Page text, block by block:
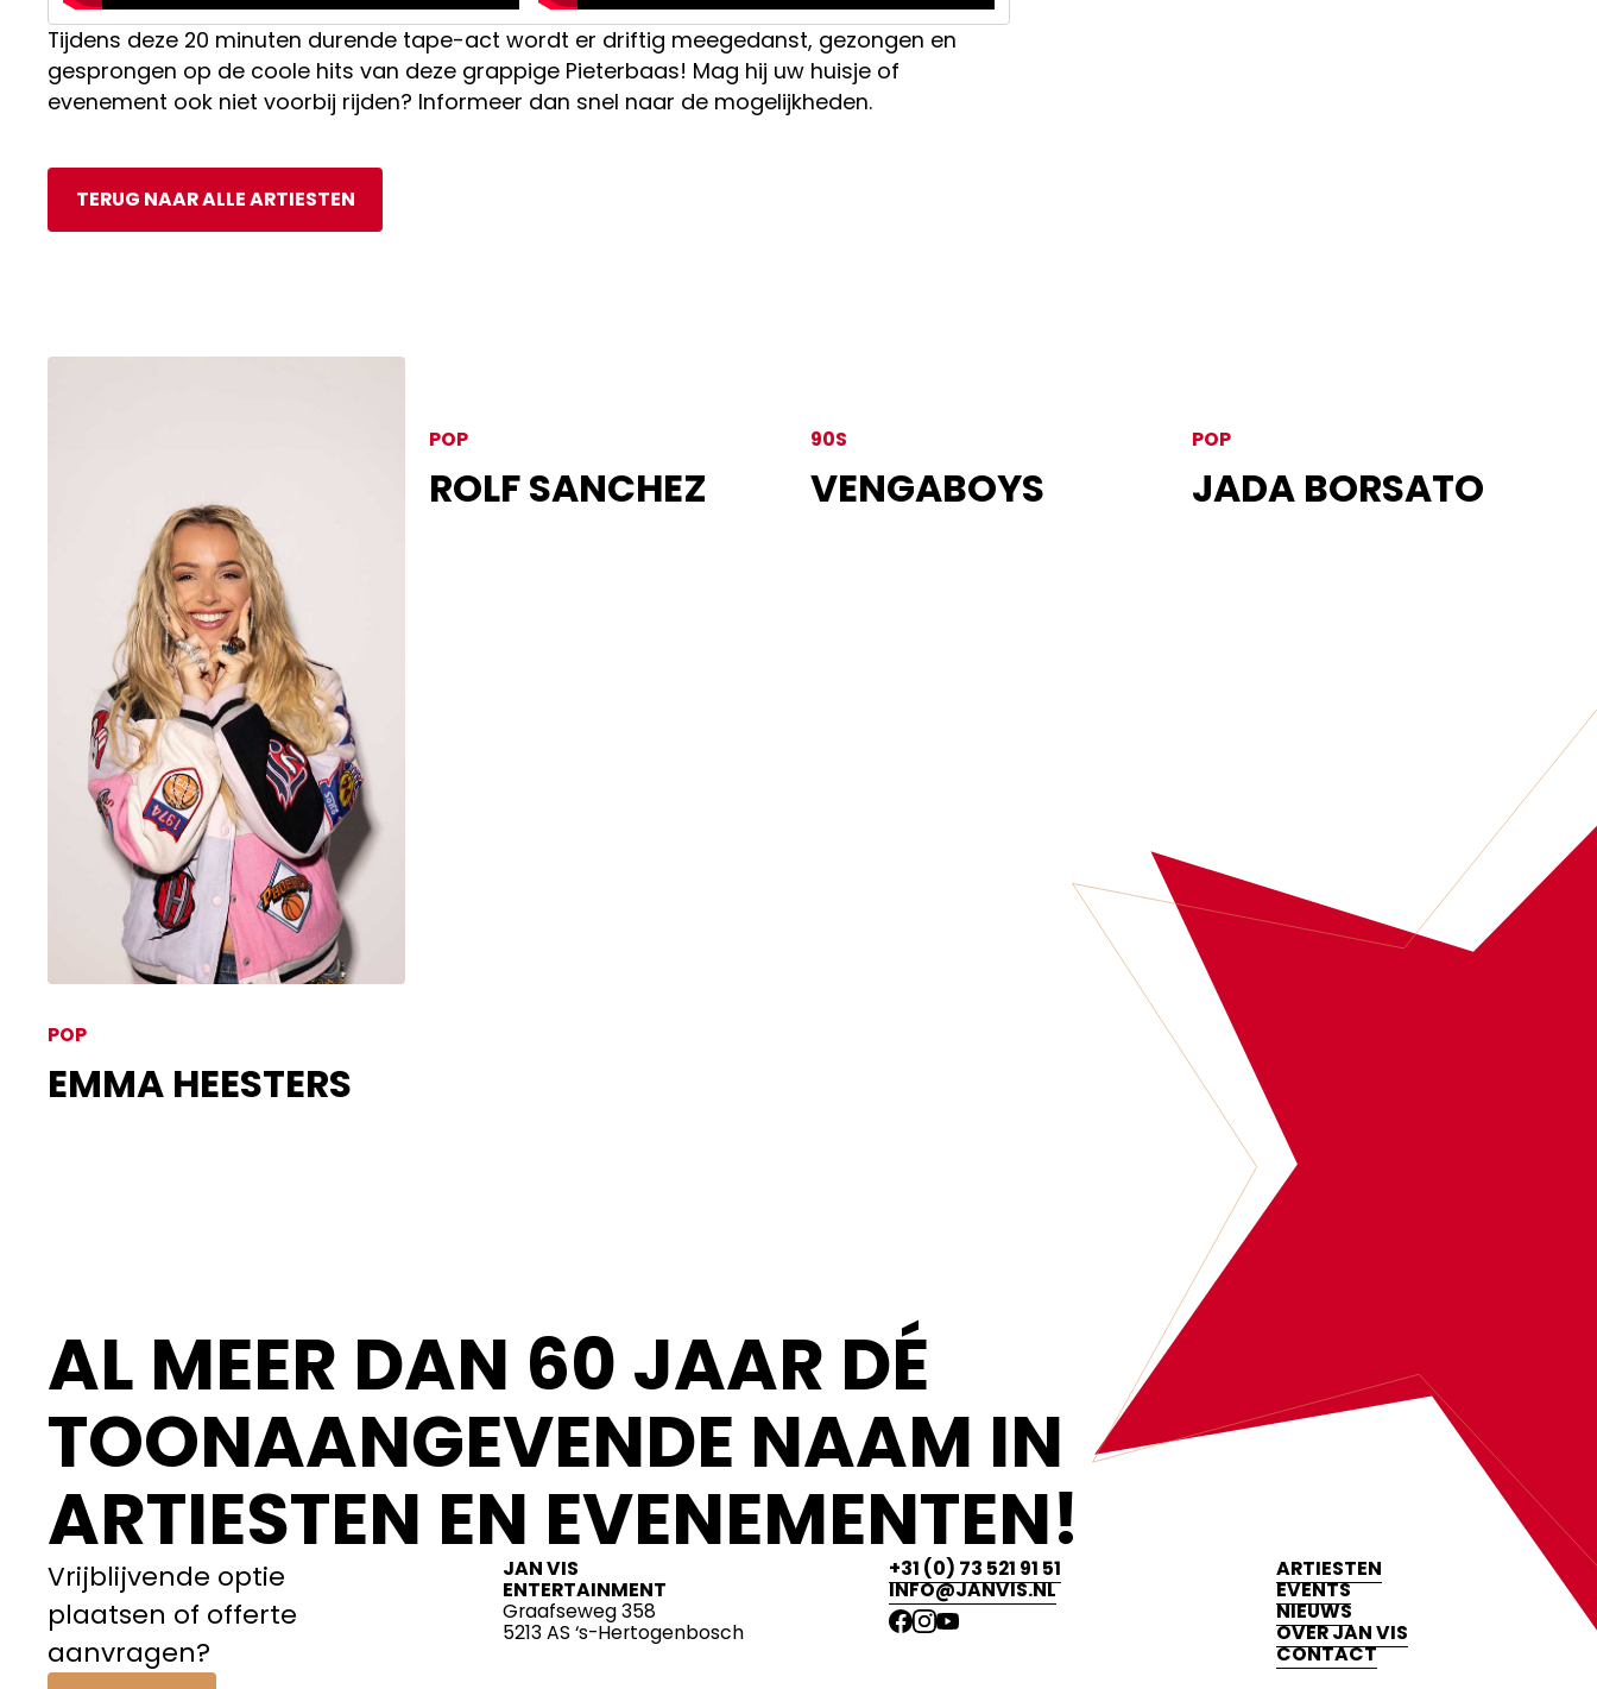
Tijdens deze 20 minuten durende tape-act wordt er driftig meegedanst, gezongen en
gesprongen op de coole hits van deze grappige Pieterbaas! Mag hij uw huisje of
evenement ook niet voorbij rijden? Informeer dan snel naar de mogelijkheden.
TERUG NAAR ALLE ARTIESTEN
EMMA HEESTERS
POP
ROLF SANCHEZ
POP
VENGABOYS
90S
JADA BORSATO
POP
AL MEER DAN 60 JAAR DÉ
TOONAANGEVENDE NAAM IN
ARTIESTEN EN EVENEMENTEN!‍
Vrijblijvende optie
plaatsen of offerte
aanvragen?
JAN VIS
ENTERTAINMENT
Graafseweg 358
5213 AS ‘s-Hertogenbosch
+31 (0) 73 521 91 51
INFO@JANVIS.NL
ARTIESTEN
EVENTS
NIEUWS
OVER JAN VIS
CONTACT